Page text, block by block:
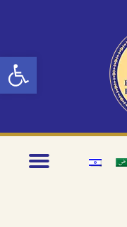
Abrir barra de herramientas